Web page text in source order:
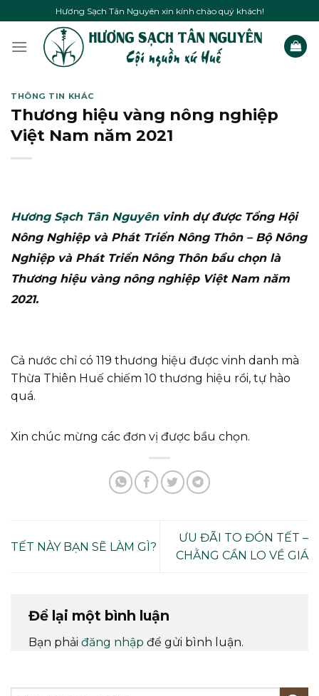
to
content
Hương Sạch Tân Nguyên xin kính chào quý khách!
THÔNG TIN KHÁC
Thương hiệu vàng nông nghiệp
Việt Nam năm 2021
Hương Sạch Tân Nguyênvinh dự được Tổng Hội
Nông Nghiệp và Phát Triển Nông Thôn – Bộ Nông
Nghiệp và Phát Triển Nông Thôn bầu chọn là
Thương hiệu vàng nông nghiệp Việt Nam năm
2021.
Cả nước chỉ có 119 thương hiệu được vinh danh mà
Thừa Thiên Huế chiếm 10 thương hiệu rồi, tự hào
quá.
Xin chúc mừng các đơn vị được bầu chọn.
TẾT NÀY BẠN SẼ LÀM GÌ?
ƯU ĐÃI TO ĐÓN TẾT –
CHẰNG CẦN LO VỀ GIÁ
Để lại một bình luận
Bạn phải đăng nhập để gửi bình luận.